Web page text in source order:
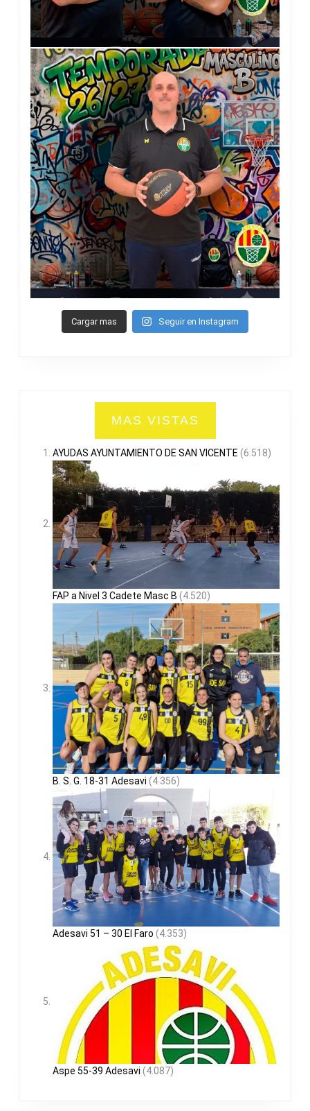
Cargar mas Seguir en Instagram
MAS VISTAS
AYUDAS AYUNTAMIENTO DE SAN VICENTE (6.518)
FAP a Nivel 3 Cadete Masc B (4.520)
B. S. G. 18-31 Adesavi (4.356)
Adesavi 51 – 30 El Faro (4.353)
Aspe 55-39 Adesavi (4.087)